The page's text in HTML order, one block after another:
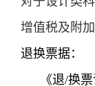
增值税及附
退换票据：
《退/换